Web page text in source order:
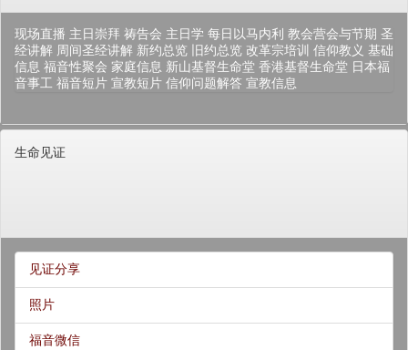
现场直播 主日崇拜 祷告会 主日学 每日以马内利 教会营会与节期 圣
经讲解 周间圣经讲解 新约总览 旧约总览 改革宗培训 信仰教义 基础
信息 福音性聚会 家庭信息 新山基督生命堂 香港基督生命堂 日本福
音事工 福音短片 宣教短片 信仰问题解答 宣教信息
生命见证
见证分享
照片
福音微信